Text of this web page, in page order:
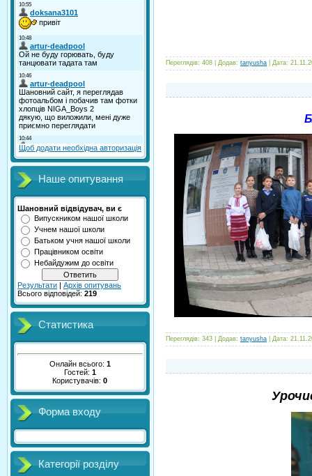
Щоб додати необхідна авторизація
Наше опитування
Шановний відвідувач, ви є
Випускником нашої школи
Учнем нашої школи
Батьком учня нашої школи
Працівником освіти
Небайдужим до освіти
Результати | Архів опитувань
Всього відповідей: 219
Статистика
Онлайн всього: 1
Гостей: 1
Користувачів:0
Форма входу
Категорії розділу
Переглядів: 408 Додав: tanyusha Дата:
Переглядів: 343 Додав: tanyusha Дата: